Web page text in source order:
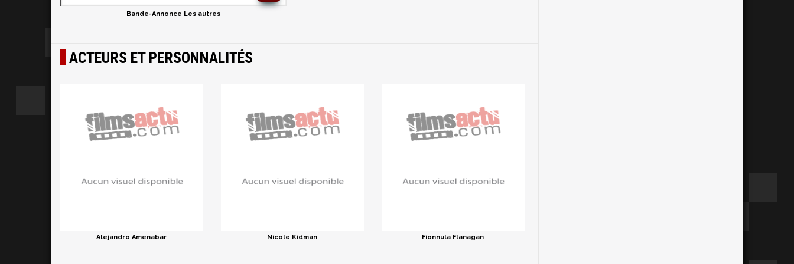
Bande-Annonce Les autres
ACTEURS ET PERSONNALITÉS
Alejandro Amenabar Nicole Kidman Fionnula Flanagan